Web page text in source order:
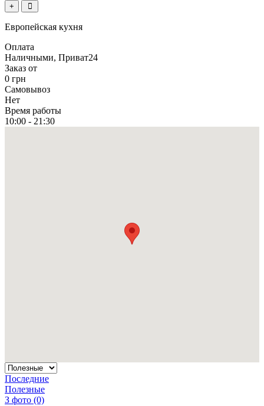
+
Европейская кухня
Оплата
Наличными, Приват24
Заказ от
0 грн
Самовывоз
Нет
Время работы
10:00 - 21:30
Последние
Полезные
З фото (0)